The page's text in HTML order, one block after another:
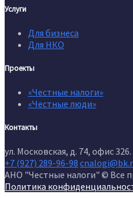
Услуги
Для бизнеса
Для НКО
Проекты
«Честные налоги»
«Честные люди»
Контакты
ул. Московская, д. 74, офис 326.
+7 (927) 289-96-98
АНО "Честные налоги" © Все
Политика